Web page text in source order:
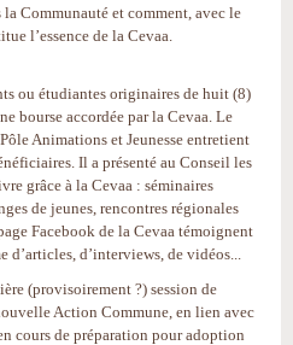
Communauté et comment, avec le
l’essence de la Cevaa.
ou étudiantes originaires de huit (8)
bourse accordée par la Cevaa. Le
Animations et Jeunesse entretient
Il a présenté au Conseil les
grâce à la Cevaa : séminaires
de jeunes, rencontres régionales
Facebook de la Cevaa témoignent
d’articles, d’interviews, de vidéos...
(provisoirement ?) session de
Action Commune, en lien avec
cours de préparation pour adoption